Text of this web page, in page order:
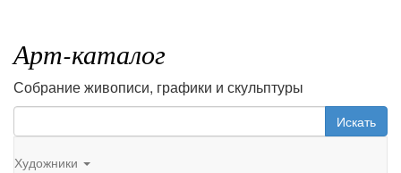
Арт-каталог
Собрание живописи, графики и скульптуры
Искать
Художники